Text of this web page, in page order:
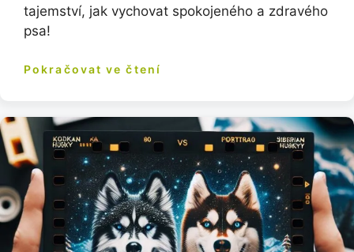
tajemství, jak vychovat spokojeného a zdravého
psa!
Pokračovat ve čtení